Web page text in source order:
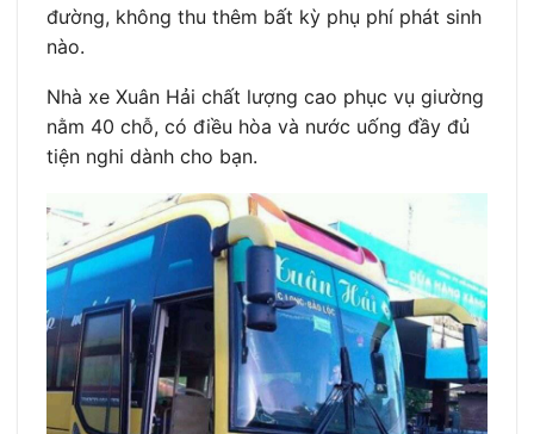
đường, không thu thêm bất kỳ phụ phí phát sinh
nào.
Nhà xe Xuân Hải chất lượng cao phục vụ giường
nằm 40 chỗ, có điều hòa và nước uống đầy đủ
tiện nghi dành cho bạn.